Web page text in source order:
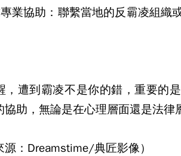
業協助： 聯繫當地的反霸凌組織
，遭到霸凌不是你的錯，重要的
協助，無論是在心理層面還是法律
源：Dreamstime/典匠影像）